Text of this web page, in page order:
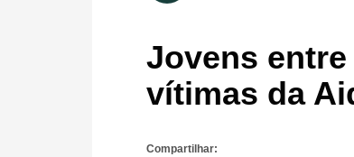
Jovens entre
vítimas da
Compartilhar: